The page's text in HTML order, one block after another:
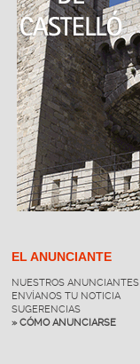
EL ANUNCIANTE
NUESTROS ANUNCIANTES
ENVÍANOS TU NOTICIA
SUGERENCIAS
» CÓMO ANUNCIARSE